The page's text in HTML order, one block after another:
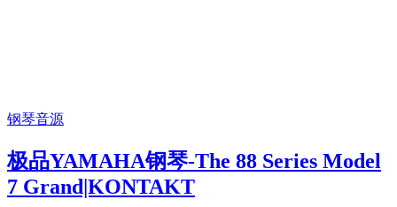
钢琴音源
极品YAMAHA钢琴-The 88 Series Model
7 Grand|KONTAKT